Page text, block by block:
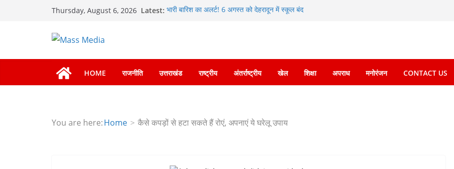
Thursday, August 6, 2026 Latest: भारी बारिश का अलर्ट! 6 अगस्त को देहरादून में स्कूल बंद
एमडीडीए बोर्ड बैठक में 25 विकास प्रस्तावों को मिली मंजूरी, देहरादून-मसूरी के
नियोजित विकास को मिलेगी रफ्तार
बैरागीवाला हत्याकांड के फरार चल रहे अभियुक्त को दून पुलिस ने हरिद्वार से किया
HOME राजनीति उत्तराखंड राष्ट्रीय अंतर्राष्ट्रीय खेल शिक्षा अपराध मनोरंजन CONTACT US
You are here:Home कैसे कपड़ों से हटा सकते हैं रोएं, अपनाएं ये घरेलू उपाय